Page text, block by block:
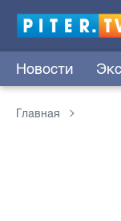
Новости
Главная